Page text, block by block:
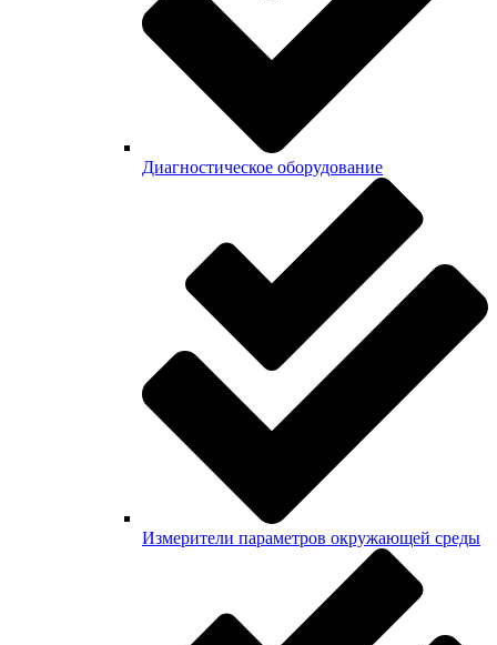
Диагностическое оборудование
Измерители параметров окружающей среды